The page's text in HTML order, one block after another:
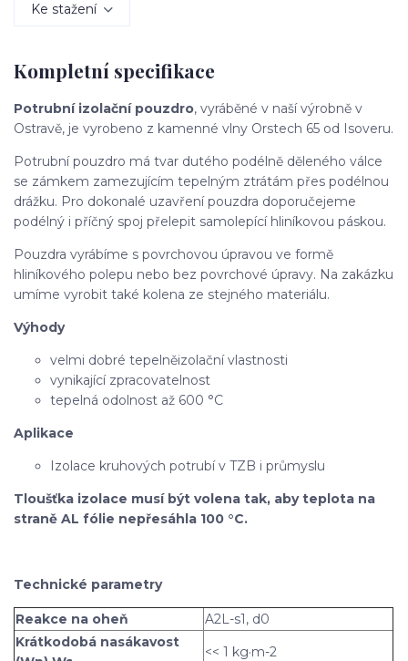
Ke stažení
Kompletní specifikace
Potrubní izolační pouzdro, vyráběné v naší výrobně v
Ostravě, je vyrobeno z kamenné vlny Orstech 65 od Isoveru.
Potrubní pouzdro má tvar dutého podélně děleného válce
se zámkem zamezujícím tepelným ztrátám přes podélnou
drážku. Pro dokonalé uzavření pouzdra doporučejeme
podélný i příčný spoj přelepit samolepící hliníkovou páskou.
Pouzdra vyrábíme s povrchovou úpravou ve formě
hliníkového polepu nebo bez povrchové úpravy. Na zakázku
umíme vyrobit také kolena ze stejného materiálu.
Výhody
velmi dobré tepelněizolační vlastnosti
vynikající zpracovatelnost
tepelná odolnost až 600 °C
Aplikace
Izolace kruhových potrubí v TZB i průmyslu
Tloušťka izolace musí být volena tak, aby teplota na
straně AL fólie nepřesáhla 100 °C.
Technické parametry
Reakce na oheň
A2L-s1, d0
Krátkodobá nasákavost
<< 1 kg·m-2